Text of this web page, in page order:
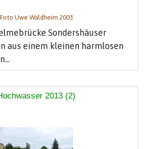
Foto Uwe Waldheim 2003
Sondershäuser
aus einem kleinen harmlosen
2013 (2)